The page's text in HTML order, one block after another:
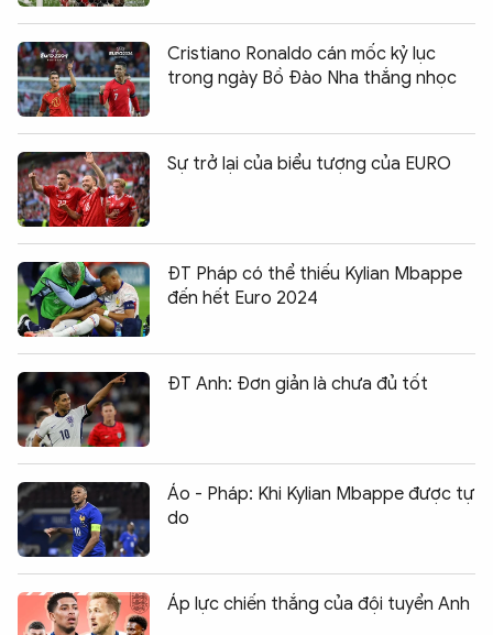
Cristiano Ronaldo cán mốc kỷ lục
trong ngày Bồ Đào Nha thắng nhọc
Sự trở lại của biểu tượng của EURO
ĐT Pháp có thể thiếu Kylian Mbappe
đến hết Euro 2024
ĐT Anh: Đơn giản là chưa đủ tốt
Áo - Pháp: Khi Kylian Mbappe được tự
do
Áp lực chiến thắng của đội tuyển Anh